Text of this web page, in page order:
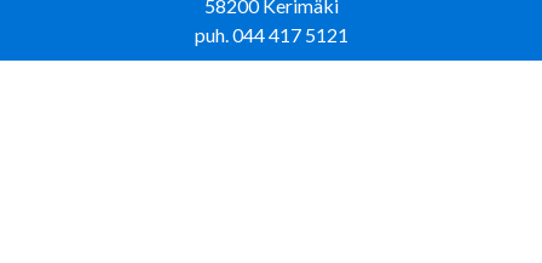
58200 Kerimäki
puh. 044 417 5121